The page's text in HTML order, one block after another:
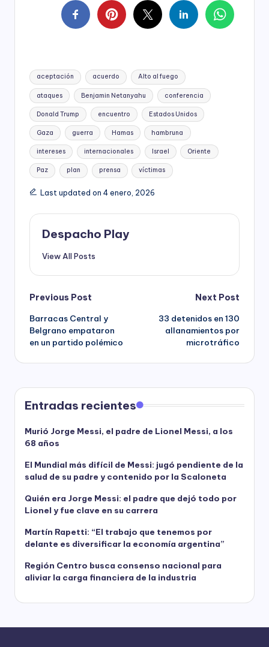
Tags:
aceptación acuerdo Alto al fuego
ataques Benjamin Netanyahu conferencia
Donald Trump encuentro Estados Unidos
Gaza guerra Hamas hambruna
intereses internacionales Israel Oriente
Paz plan prensa víctimas
Last updated on 4 enero, 2026
Despacho Play
View All Posts
Post
navigation
Previous Post
Barracas Central y
Belgrano empataron
en un partido polémico
Next Post
33 detenidos en 130
allanamientos por
microtráfico
Entradas recientes
Murió Jorge Messi, el padre de Lionel Messi, a los
68 años
El Mundial más difícil de Messi: jugó pendiente de la
salud de su padre y contenido por la Scaloneta
Quién era Jorge Messi: el padre que dejó todo por
Lionel y fue clave en su carrera
Martín Rapetti: “El trabajo que tenemos por
delante es diversificar la economía argentina”
Región Centro busca consenso nacional para
aliviar la carga financiera de la industria